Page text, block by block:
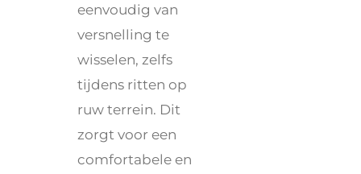
eenvoudig van
versnelling te
wisselen, zelfs
tijdens ritten op
ruw terrein. Dit
zorgt voor een
comfortabele en